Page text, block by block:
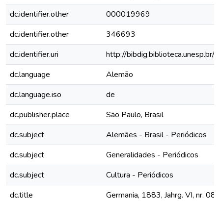
dc.identifier.other
000019969
dc.identifier.other
346693
dc.identifier.uri
http://
dc.language
Alemão
dc.language.iso
de
dc.publisher.place
São Paulo, Brasil
dc.subject
Alemães - Brasil - Periódicos
dc.subject
Generalidades - Periódicos
dc.subject
Cultura - Periódicos
dc.title
Germania, 1883, Jahrg. VI, nr. 088